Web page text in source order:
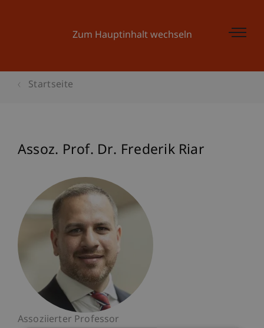
Zum Hauptinhalt wechseln
Startseite
Assoz. Prof. Dr. Frederik Riar
Assoziierter Professor